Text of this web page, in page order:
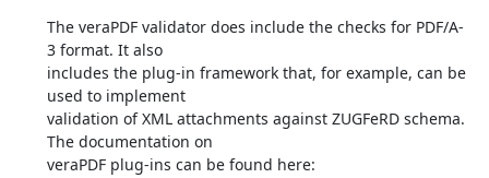
The veraPDF validator does include the checks for PDF/A-
3 format. It also
includes the plug-in framework that, for example, can be
used to implement
validation of XML attachments against ZUGFeRD schema.
The documentation on